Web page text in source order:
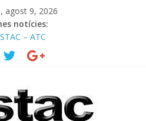
agost 9, 2026
notícies:
– ATC
reunión con los Mossos d
29.07.2026 en COOLTURA FM.
TÈCNICA PARA MEJORAR LA
EL PUERTO DE BARCELONA.